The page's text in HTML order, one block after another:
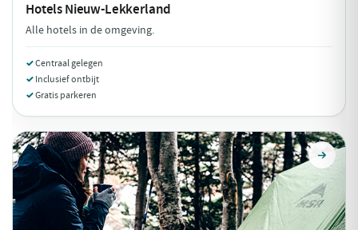
HotelsNieuw-Lekkerland
Alle hotels in de omgeving.
Centraal gelegen
Inclusief ontbijt
Gratis parkeren